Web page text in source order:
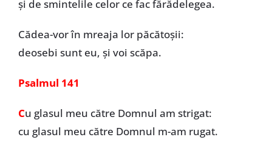
și de smintelile celor ce fac fărădelegea.
Cădea-vor în mreaja lor păcătoșii:
deosebi sunt eu, și voi scăpa.
Psalmul 141
Cu glasul meu către Domnul am strigat:
cu glasul meu către Domnul m-am rugat.